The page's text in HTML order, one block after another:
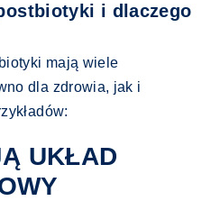
i dlaczego
mają wiele
dla zdrowia, jak i
UKŁAD